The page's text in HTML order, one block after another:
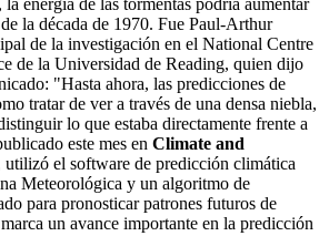
la década de 1970. Fue Paul-Arthur
de la investigación en el National Centre
de la Universidad de Reading, quien dijo
"Hasta ahora, las predicciones de
tratar de ver a través de una densa niebla,
lo que estaba directamente frente a
este mes en Climate and
utilizó el software de predicción climática
Meteorológica y un algoritmo de
para pronosticar patrones futuros de
un avance importante en la predicción